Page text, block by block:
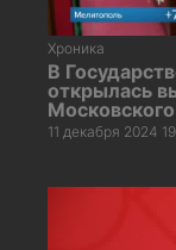
Хроника
В
открылась
11 декабря 2024